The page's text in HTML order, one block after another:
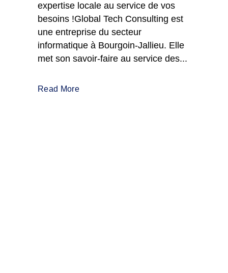
expertise locale au service de vos
besoins !Global Tech Consulting est
une entreprise du secteur
informatique à Bourgoin-Jallieu. Elle
met son savoir-faire au service des...
Read More